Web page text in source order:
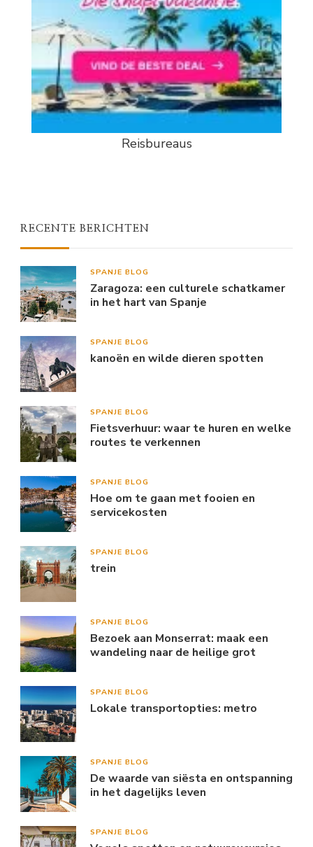
Reisbureaus
RECENTE BERICHTEN
SPANJE BLOG
Zaragoza: een culturele schatkamer
in het hart van Spanje
SPANJE BLOG
kanoën en wilde dieren spotten
SPANJE BLOG
Fietsverhuur: waar te huren en welke
routes te verkennen
SPANJE BLOG
Hoe om te gaan met fooien en
servicekosten
SPANJE BLOG
trein
SPANJE BLOG
Bezoek aan Monserrat: maak een
wandeling naar de heilige grot
SPANJE BLOG
Lokale transportopties: metro
SPANJE BLOG
De waarde van siësta en ontspanning
in het dagelijks leven
SPANJE BLOG